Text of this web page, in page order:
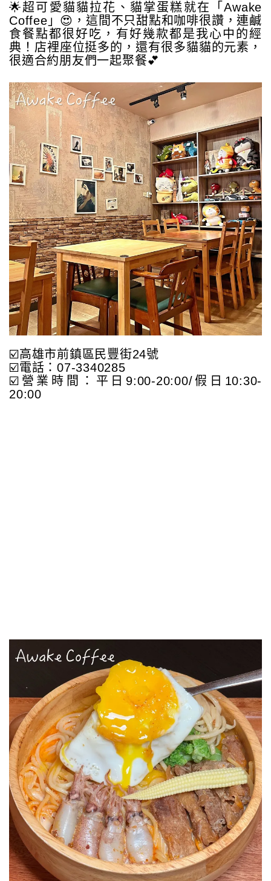
🌟超可愛貓貓拉花、貓掌蛋糕就在「Awake
Coffee」😍，這間不只甜點和咖啡很讚，連鹹
食餐點都很好吃，有好幾款都是我心中的經
典！店裡座位挺多的，還有很多貓貓的元素，
很適合約朋友們一起聚餐💕
☑️高雄市前鎮區民豐街24號
☑️電話：07-3340285
☑️營業時間：平日9:00-20:00/假日10:30-
20:00